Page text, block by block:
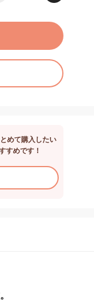
めて購入したい
すめです！